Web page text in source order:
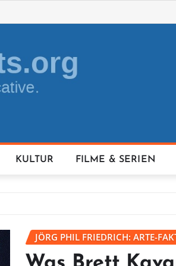
KULTUR FILME & SERIEN
JÖRG PHIL FRIEDRICH: ARTE-